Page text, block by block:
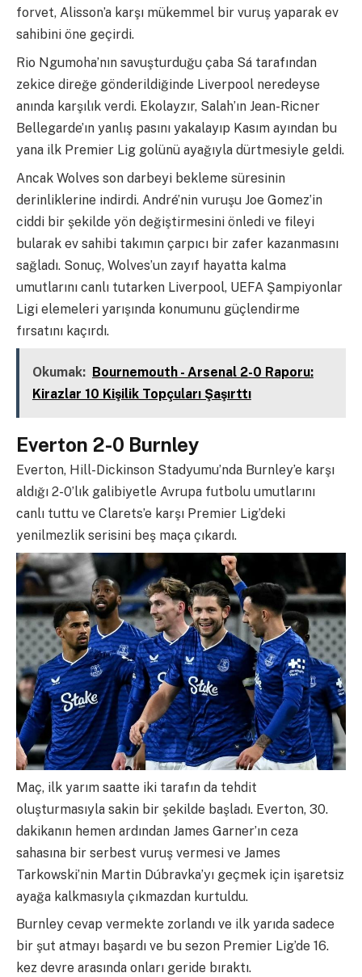
forvet, Alisson’a karşı mükemmel bir vuruş yaparak ev
sahibini öne geçirdi.
Rio Ngumoha’nın savuşturduğu çaba Sá tarafından
zekice direğe gönderildiğinde Liverpool neredeyse
anında karşılık verdi. Ekolayzır, Salah’ın Jean-Ricner
Bellegarde’ın yanlış pasını yakalayıp Kasım ayından bu
yana ilk Premier Lig golünü ayağıyla dürtmesiyle geldi.
Ancak Wolves son darbeyi bekleme süresinin
derinliklerine indirdi. André’nin vuruşu Joe Gomez’in
ciddi bir şekilde yön değiştirmesini önledi ve fileyi
bularak ev sahibi takımın çarpıcı bir zafer kazanmasını
sağladı. Sonuç, Wolves’un zayıf hayatta kalma
umutlarını canlı tutarken Liverpool, UEFA Şampiyonlar
Ligi elemeleri yarışında konumunu güçlendirme
fırsatını kaçırdı.
Okumak: Bournemouth - Arsenal 2-0 Raporu:
Kirazlar 10 Kişilik Topçuları Şaşırttı
Everton 2-0 Burnley
Everton, Hill-Dickinson Stadyumu’nda Burnley’e karşı
aldığı 2-0’lık galibiyetle Avrupa futbolu umutlarını
canlı tuttu ve Clarets’e karşı Premier Lig’deki
yenilmezlik serisini beş maça çıkardı.
Maç, ilk yarım saatte iki tarafın da tehdit
oluşturmasıyla sakin bir şekilde başladı. Everton, 30.
dakikanın hemen ardından James Garner’ın ceza
sahasına bir serbest vuruş vermesi ve James
Tarkowski’nin Martin Dúbravka’yı geçmek için işaretsiz
ayağa kalkmasıyla çıkmazdan kurtuldu.
Burnley cevap vermekte zorlandı ve ilk yarıda sadece
bir şut atmayı başardı ve bu sezon Premier Lig’de 16.
kez devre arasında onları geride bıraktı.